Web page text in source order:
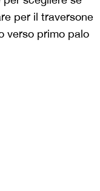
per il traversone
verso primo palo